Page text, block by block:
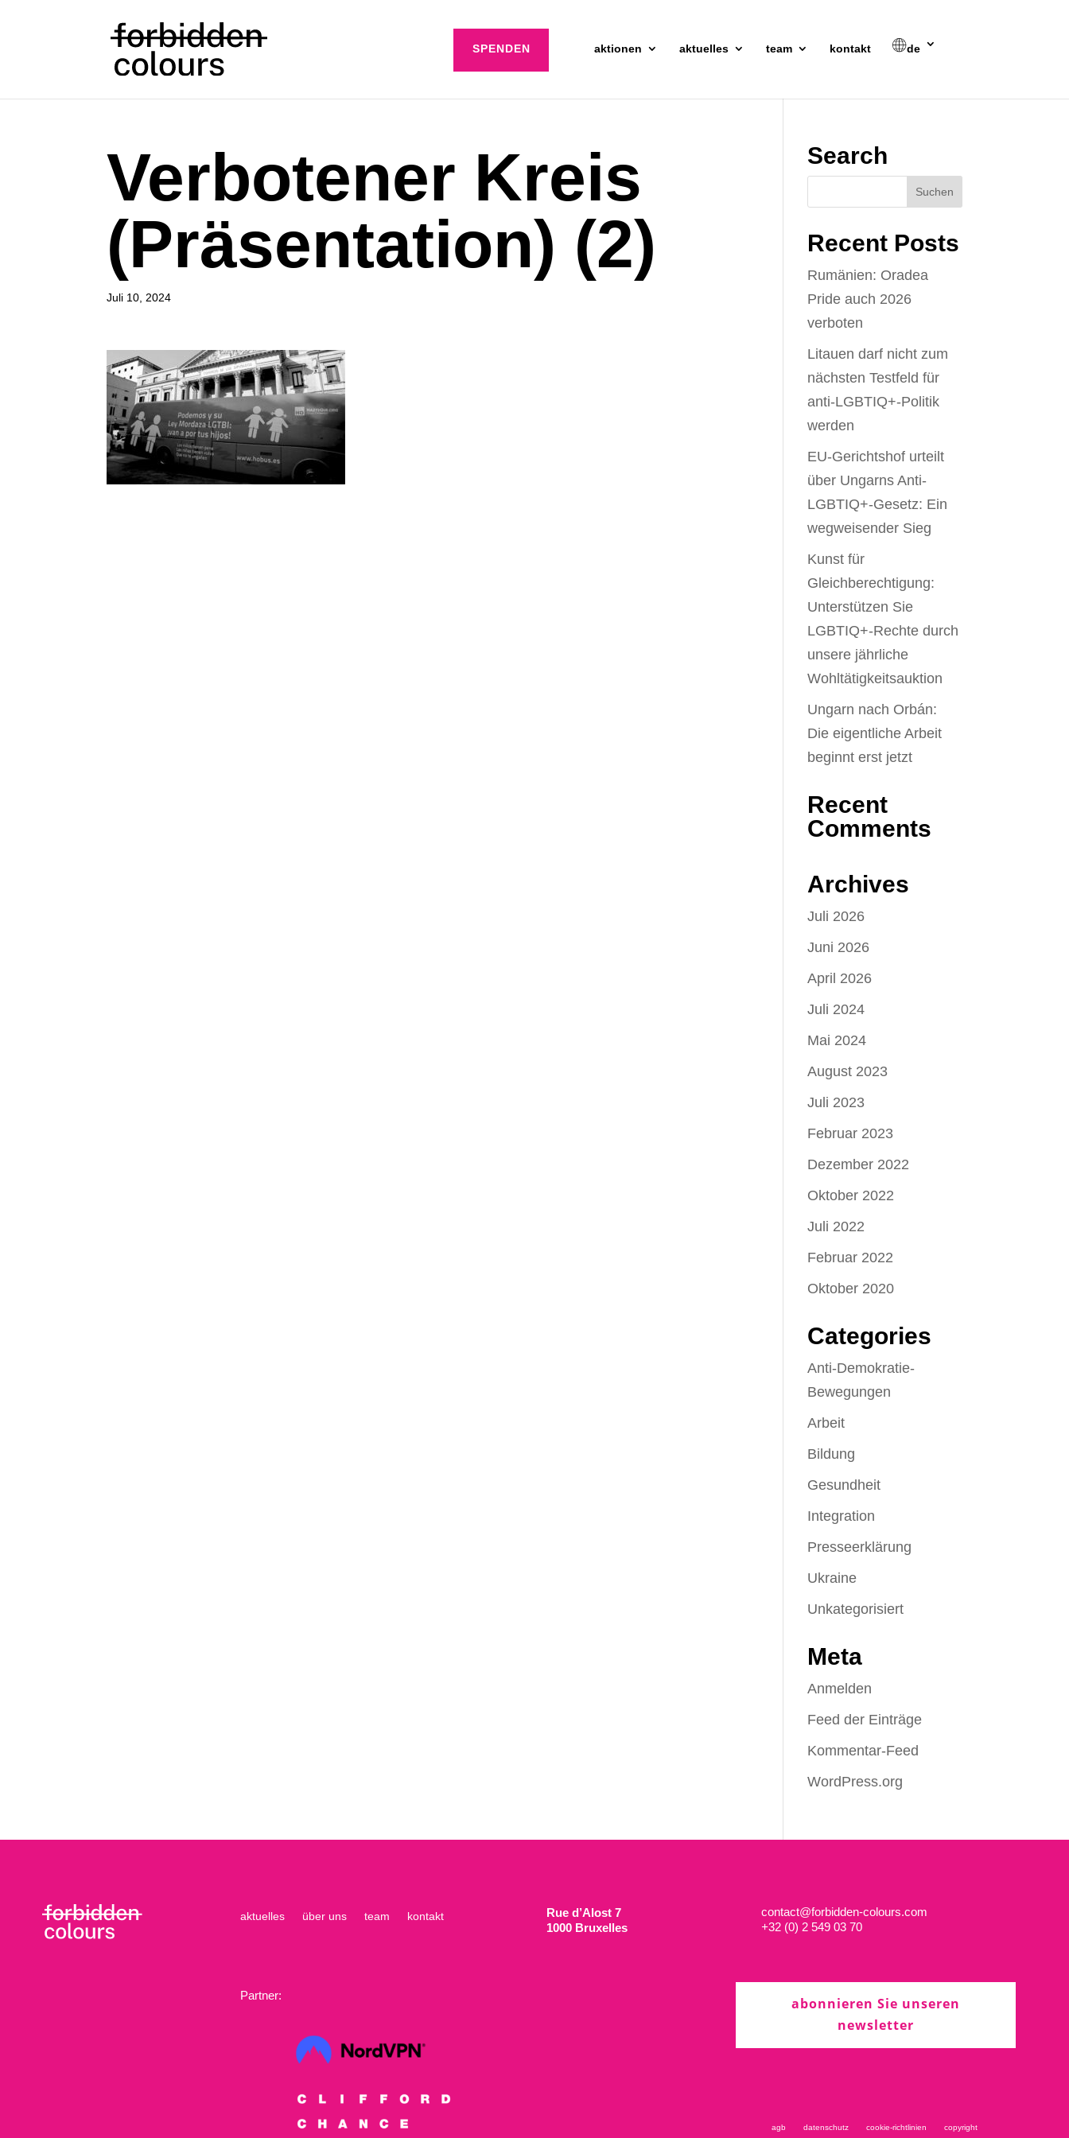
SPENDEN aktionen aktuelles team kontakt de
Verbotener Kreis
(Präsentation) (2)
Juli 10, 2024
Search
Recent Posts
Rumänien: Oradea
Pride auch 2026
verboten
Litauen darf nicht zum
nächsten Testfeld für
anti-LGBTIQ+-Politik
werden
EU-Gerichtshof urteilt
über Ungarns Anti-
LGBTIQ+-Gesetz: Ein
wegweisender Sieg
Kunst für
Gleichberechtigung:
Unterstützen Sie
LGBTIQ+-Rechte durch
unsere jährliche
Wohltätigkeitsauktion
Ungarn nach Orbán:
Die eigentliche Arbeit
beginnt erst jetzt
Recent
Comments
Archives
Juli 2026
Juni 2026
April 2026
Juli 2024
Mai 2024
August 2023
Juli 2023
Februar 2023
Dezember 2022
Oktober 2022
Juli 2022
Februar 2022
Oktober 2020
Categories
Anti-Demokratie-
Bewegungen
Arbeit
Bildung
Gesundheit
Integration
Presseerklärung
Ukraine
Unkategorisiert
Meta
Anmelden
Feed der Einträge
Kommentar-Feed
WordPress.org
aktuelles über uns team kontakt
Partner:
Rue d’Alost 7
1000 Bruxelles
contact@forbidden-colours.com
+32 (0) 2 549 03 70
abonnieren Sie unseren
newsletter
agb datenschutz cookie-richtlinien copyright